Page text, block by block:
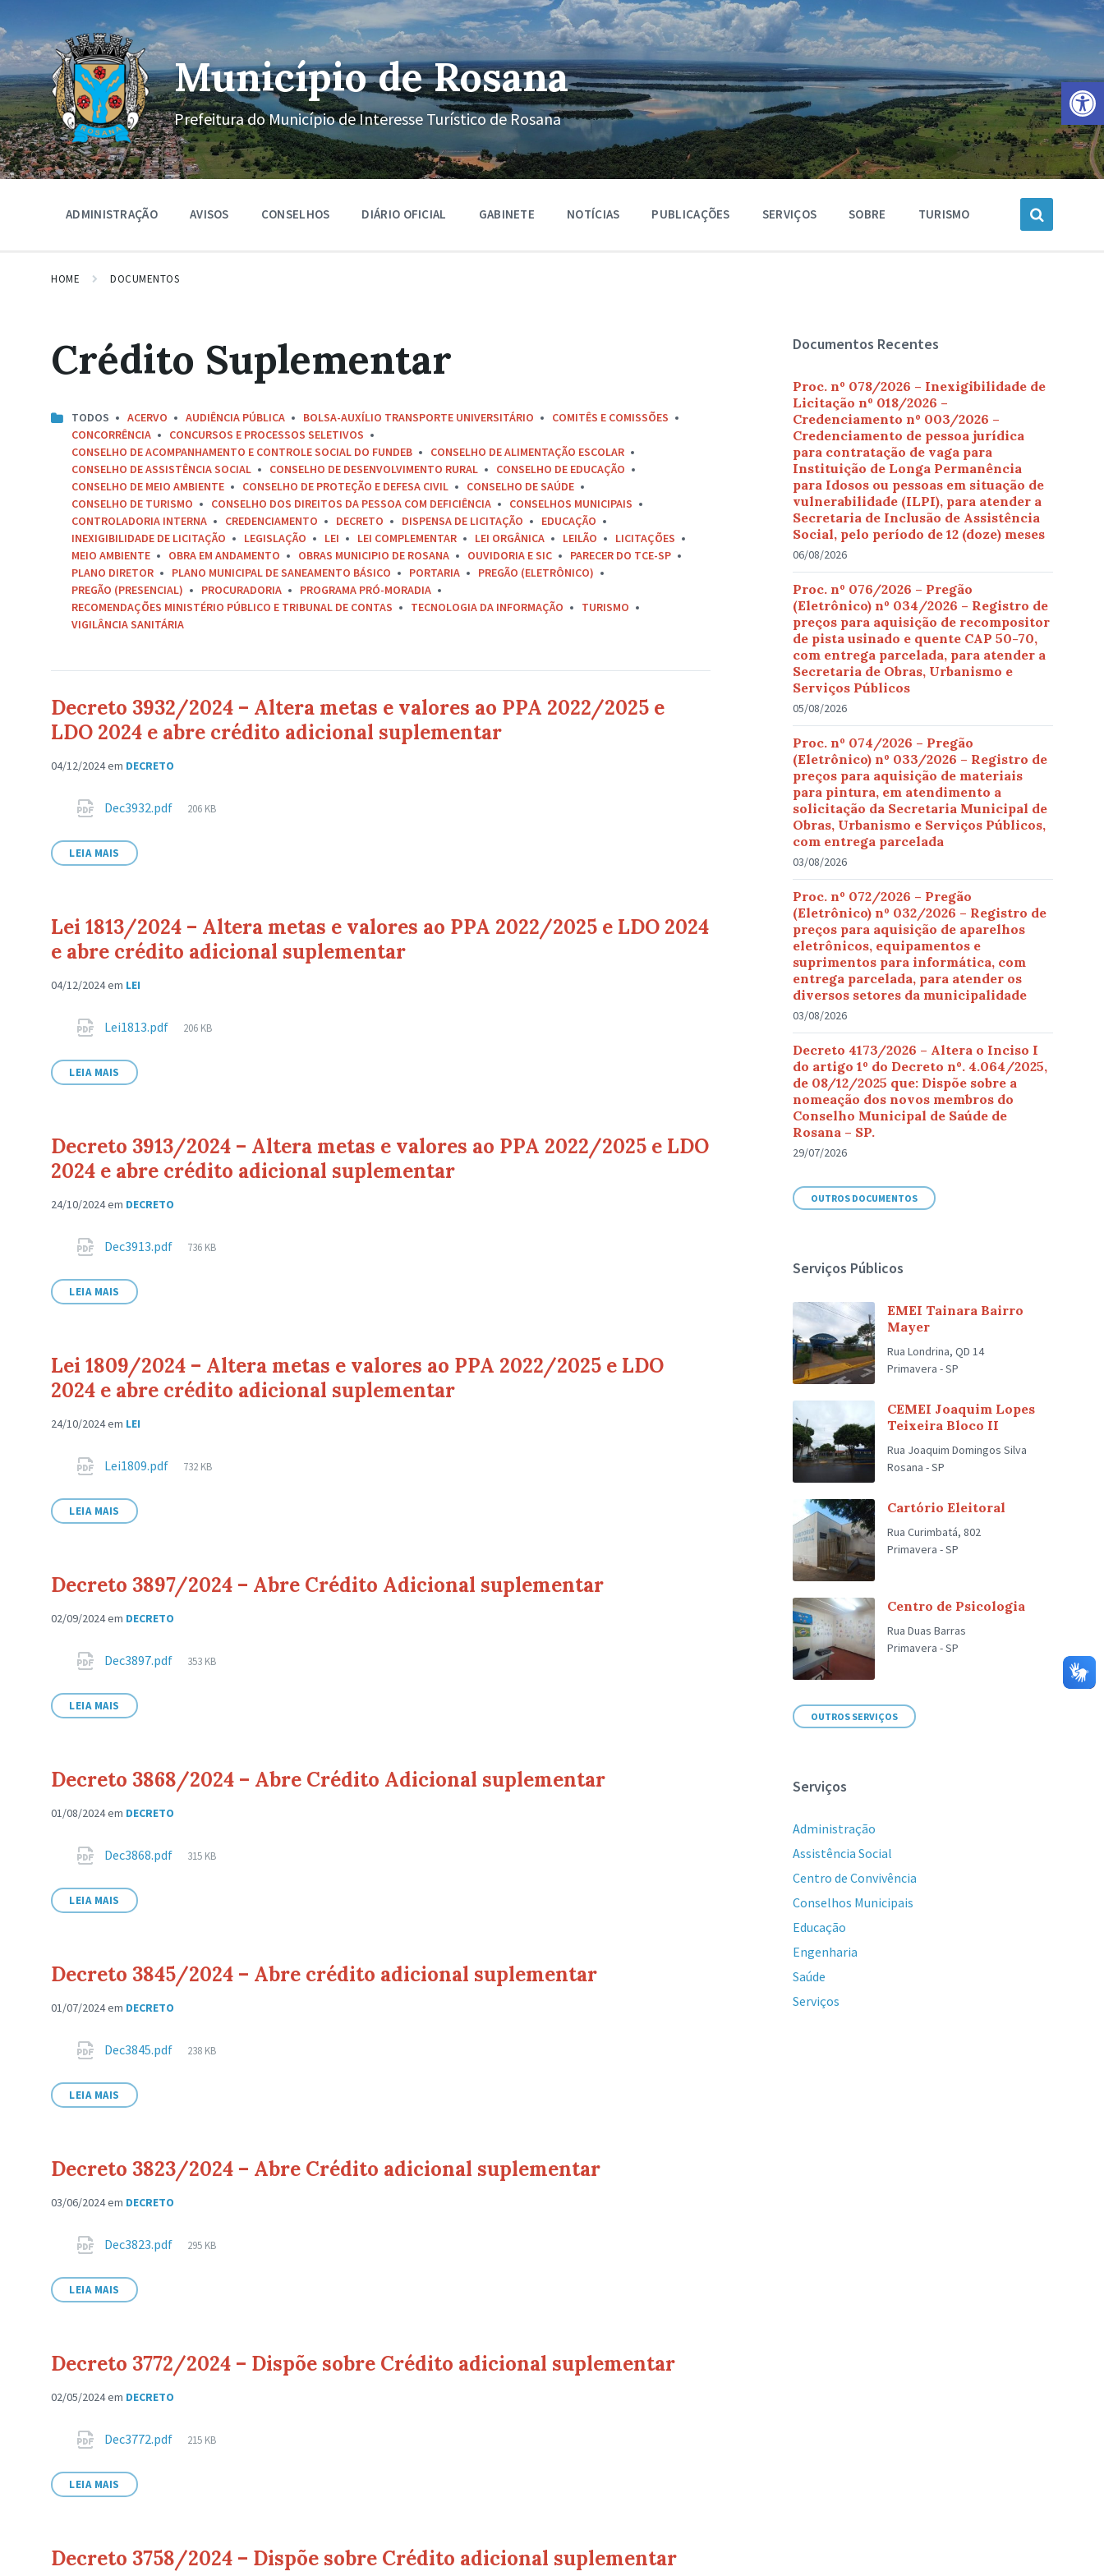
Barra de Ferramentas Aberta
o
conteúdo
a
navegação
principal
o
rodapé
Município de Rosana
Prefeitura do Município de Interesse Turístico de Rosana
ADMINISTRAÇÃO AVISOS CONSELHOS DIÁRIO OFICIAL GABINETE NOTÍCIAS PUBLICAÇÕES SERVIÇOS SOBRE TURISMO
HOME DOCUMENTOS
Crédito Suplementar
TODOS ACERVO AUDIÊNCIA PÚBLICA BOLSA-AUXÍLIO TRANSPORTE UNIVERSITÁRIO
COMITÊS E COMISSÕES
CONCORRÊNCIA
CONCURSOS E PROCESSOS SELETIVOS
CONSELHO DE ACOMPANHAMENTO E CONTROLE SOCIAL DO FUNDEB
CONSELHO DE ALIMENTAÇÃO ESCOLAR
CONSELHO DE ASSISTÊNCIA SOCIAL
CONSELHO DE DESENVOLVIMENTO RURAL
CONSELHO DE EDUCAÇÃO
CONSELHO DE MEIO AMBIENTE
CONSELHO DE PROTEÇÃO E DEFESA CIVIL
CONSELHO DE SAÚDE
CONSELHO DE TURISMO
CONSELHO DOS DIREITOS DA PESSOA COM DEFICIÊNCIA
CONSELHOS MUNICIPAIS
CONTROLADORIA INTERNA
CREDENCIAMENTO DECRETO DISPENSA DE LICITAÇÃO
EDUCAÇÃO
INEXIGIBILIDADE DE LICITAÇÃO
LEGISLAÇÃO LEI LEI COMPLEMENTAR LEI ORGÂNICA LEILÃO
LICITAÇÕES
MEIO AMBIENTE
OBRA EM ANDAMENTO OBRAS MUNICIPIO DE ROSANA OUVIDORIA E SIC
PARECER DO TCE-SP
PLANO DIRETOR
PLANO MUNICIPAL DE SANEAMENTO BÁSICO PORTARIA
PREGÃO (ELETRÔNICO)
PREGÃO (PRESENCIAL)
PROCURADORIA
PROGRAMA PRÓ-MORADIA
RECOMENDAÇÕES MINISTÉRIO PÚBLICO E TRIBUNAL DE CONTAS
TECNOLOGIA DA INFORMAÇÃO
TURISMO
VIGILÂNCIA SANITÁRIA
Decreto 3932/2024 – Altera metas e valores ao PPA 2022/2025 e
LDO 2024 e abre crédito adicional suplementar
04/12/2024em DECRETO
AnexosDec3932.pdf
Tamanho
206 KB
LEIA MAIS
Lei 1813/2024 – Altera metas e valores ao PPA 2022/2025 e LDO 2024
e abre crédito adicional suplementar
04/12/2024em LEI
AnexosLei1813.pdf
Tamanho
206 KB
LEIA MAIS
Decreto 3913/2024 – Altera metas e valores ao PPA 2022/2025 e LDO
2024 e abre crédito adicional suplementar
24/10/2024em DECRETO
AnexosDec3913.pdf
Tamanho
736 KB
LEIA MAIS
Lei 1809/2024 – Altera metas e valores ao PPA 2022/2025 e LDO
2024 e abre crédito adicional suplementar
24/10/2024em LEI
AnexosLei1809.pdf
Tamanho
732 KB
LEIA MAIS
Decreto 3897/2024 – Abre Crédito Adicional suplementar
02/09/2024em DECRETO
AnexosDec3897.pdf
Tamanho
353 KB
LEIA MAIS
Decreto 3868/2024 – Abre Crédito Adicional suplementar
01/08/2024em DECRETO
AnexosDec3868.pdf
Tamanho
315 KB
LEIA MAIS
Decreto 3845/2024 – Abre crédito adicional suplementar
01/07/2024em DECRETO
AnexosDec3845.pdf
Tamanho
238 KB
LEIA MAIS
Decreto 3823/2024 – Abre Crédito adicional suplementar
03/06/2024em DECRETO
AnexosDec3823.pdf
Tamanho
295 KB
LEIA MAIS
Decreto 3772/2024 – Dispõe sobre Crédito adicional suplementar
02/05/2024em DECRETO
AnexosDec3772.pdf
Tamanho
215 KB
LEIA MAIS
Decreto 3758/2024 – Dispõe sobre Crédito adicional suplementar
Documentos Recentes
Proc. nº 078/2026 – Inexigibilidade de
Licitação nº 018/2026 –
Credenciamento nº 003/2026 –
Credenciamento de pessoa jurídica
para contratação de vaga para
Instituição de Longa Permanência
para Idosos ou pessoas em situação de
vulnerabilidade (ILPI), para atender a
Secretaria de Inclusão de Assistência
Social, pelo período de 12 (doze) meses
06/08/2026
Proc. nº 076/2026 – Pregão
(Eletrônico) nº 034/2026 – Registro de
preços para aquisição de recompositor
de pista usinado e quente CAP 50-70,
com entrega parcelada, para atender a
Secretaria de Obras, Urbanismo e
Serviços Públicos
05/08/2026
Proc. nº 074/2026 – Pregão
(Eletrônico) nº 033/2026 – Registro de
preços para aquisição de materiais
para pintura, em atendimento a
solicitação da Secretaria Municipal de
Obras, Urbanismo e Serviços Públicos,
com entrega parcelada
03/08/2026
Proc. nº 072/2026 – Pregão
(Eletrônico) nº 032/2026 – Registro de
preços para aquisição de aparelhos
eletrônicos, equipamentos e
suprimentos para informática, com
entrega parcelada, para atender os
diversos setores da municipalidade
03/08/2026
Decreto 4173/2026 – Altera o Inciso I
do artigo 1º do Decreto nº. 4.064/2025,
de 08/12/2025 que: Dispõe sobre a
nomeação dos novos membros do
Conselho Municipal de Saúde de
Rosana – SP.
29/07/2026
OUTROS DOCUMENTOS
Serviços Públicos
EMEI Tainara Bairro
Mayer
Rua Londrina, QD 14
Primavera - SP
CEMEI Joaquim Lopes
Teixeira Bloco II
Rua Joaquim Domingos Silva
Rosana - SP
Cartório Eleitoral
Rua Curimbatá, 802
Primavera - SP
Centro de Psicologia
Rua Duas Barras
Primavera - SP
OUTROS SERVIÇOS
Serviços
Administração
Assistência Social
Centro de Convivência
Conselhos Municipais
Educação
Engenharia
Saúde
Serviços